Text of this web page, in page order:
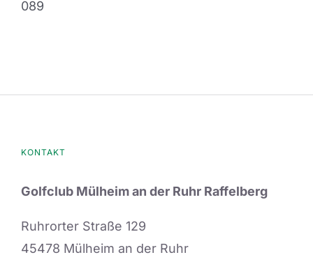
089
KONTAKT
Golfclub Mülheim an der Ruhr Raffelberg
Ruhrorter Straße 129
45478 Mülheim an der Ruhr